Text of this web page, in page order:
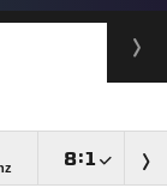
: